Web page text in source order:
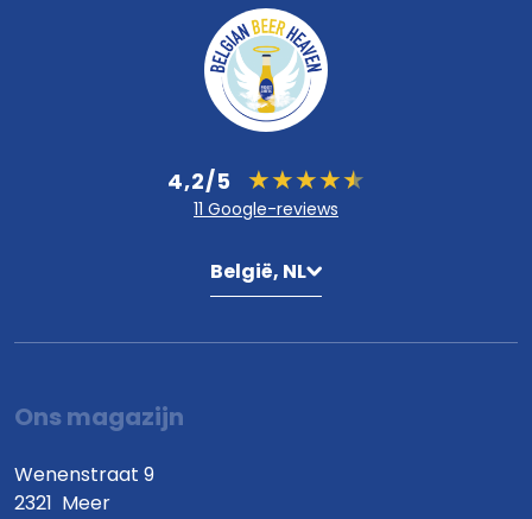
4,2/5
11 Google-reviews
België, NL
Ons magazijn
Wenenstraat 9
2321 Meer